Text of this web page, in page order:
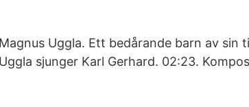
Magnus Uggla. Ett bedårande barn av sin
Uggla sjunger Karl Gerhard. 02:23.